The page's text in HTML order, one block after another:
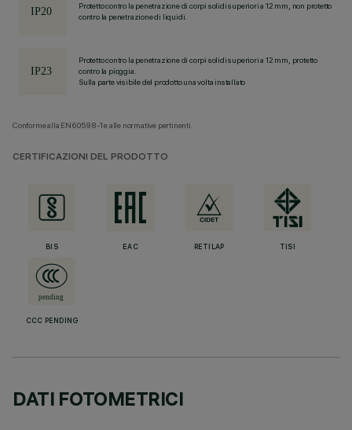
Protetto contro la penetrazione di corpi solidi superiori a 12 mm, non protetto
contro la penetrazione di liquidi.
Protetto contro la penetrazione di corpi solidi superiori a 12 mm, protetto
contro la pioggia.
Sulla parte visibile del prodotto una volta installato
Conforme alla EN60598-1 e alle normative pertinenti.
CERTIFICAZIONI DEL PRODOTTO
BIS EAC RETILAP TISI
CCC PENDING
DATI FOTOMETRICI